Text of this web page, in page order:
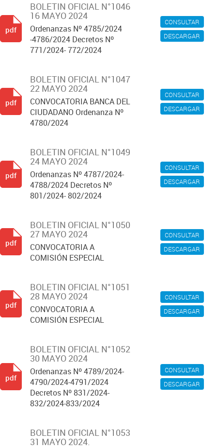
CONSULTAR
DESCARGAR
BOLETIN OFICIAL N°1046
16 MAYO 2024
Ordenanzas Nº 4785/2024
-4786/2024 Decretos Nº
771/2024- 772/2024
pdf
CONSULTAR
DESCARGAR
BOLETIN OFICIAL N°1047
22 MAYO 2024
CONVOCATORIA BANCA DEL
CIUDADANO Ordenanza Nº
4780/2024
pdf
CONSULTAR
DESCARGAR
BOLETIN OFICIAL N°1049
24 MAYO 2024
Ordenanzas Nº 4787/2024-
4788/2024 Decretos Nº
801/2024- 802/2024
pdf
CONSULTAR
DESCARGAR
BOLETIN OFICIAL N°1050
27 MAYO 2024
CONVOCATORIA A
COMISIÓN ESPECIAL
pdf
CONSULTAR
DESCARGAR
BOLETIN OFICIAL N°1051
28 MAYO 2024
CONVOCATORIA A
COMISIÓN ESPECIAL
pdf
CONSULTAR
DESCARGAR
BOLETIN OFICIAL N°1052
30 MAYO 2024
Ordenanzas Nº 4789/2024-
4790/2024-4791/2024
Decretos Nº 831/2024-
832/2024-833/2024
pdf
BOLETIN OFICIAL N°1053
31 MAYO 2024.